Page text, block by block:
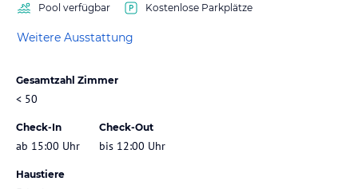
Pool verfügbar
Kostenlose Parkplätze
Weitere Ausstattung
Gesamtzahl Zimmer
< 50
Check-In
ab 15:00 Uhr
Check-Out
bis 12:00 Uhr
Haustiere